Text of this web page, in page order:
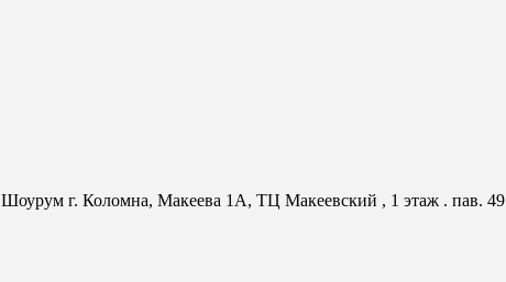
Шоурум г. Коломна, Макеева 1А, ТЦ Макеевский , 1 этаж . пав. 49